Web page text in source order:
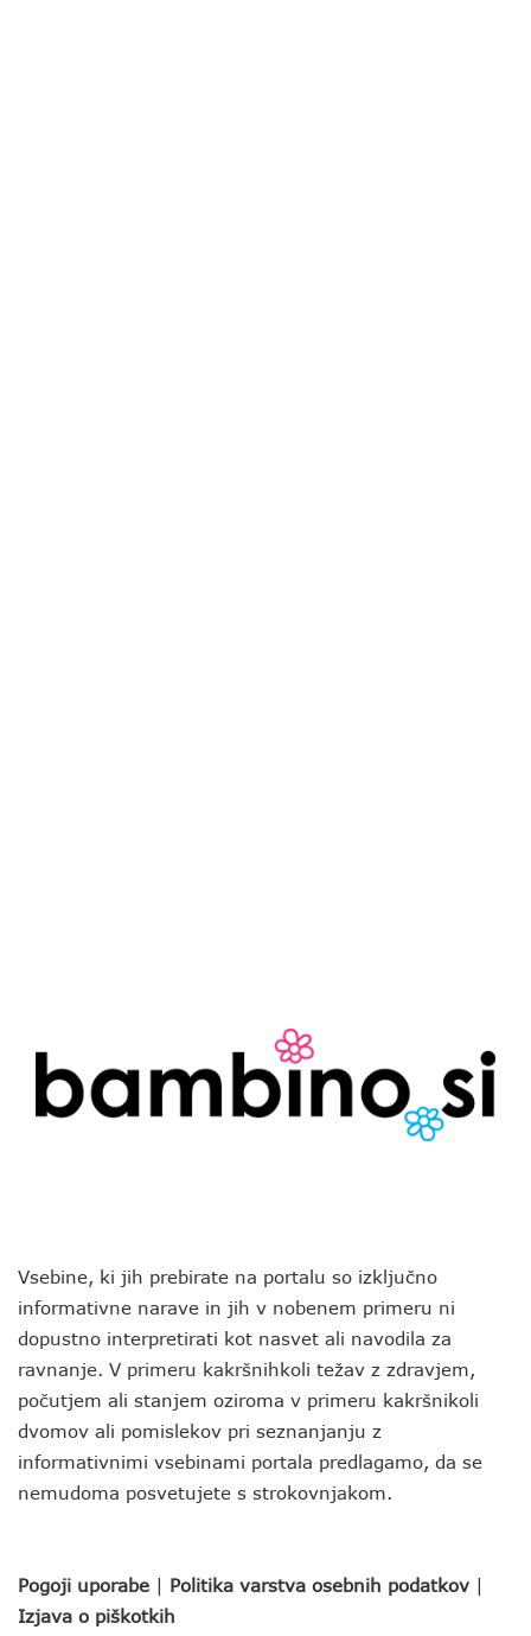
Vsebine, ki jih prebirate na portalu so izključno
informativne narave in jih v nobenem primeru ni
dopustno interpretirati kot nasvet ali navodila za
ravnanje. V primeru kakršnihkoli težav z zdravjem,
počutjem ali stanjem oziroma v primeru kakršnikoli
dvomov ali pomislekov pri seznanjanju z
informativnimi vsebinami portala predlagamo, da se
nemudoma posvetujete s strokovnjakom.
Pogoji uporabe | Politika varstva osebnih podatkov |
Izjava o piškotkih